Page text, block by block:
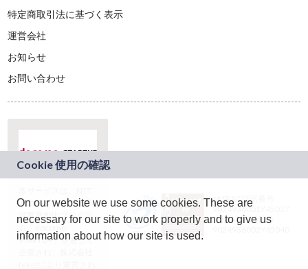
特定商取引法に基づく表示
運営会社
お知らせ
お問い合わせ
ドコモグループの新
規事業創出プログラ
ム「docomo
STARTUP」を通じて
JASRAC許諾番号：
9024936001Y45037
JASRAC許諾番号：
On our website we use some cookies. These are
necessary for our site to work properly and to give us
information about how our site is used.